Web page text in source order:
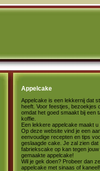
Appelcake
Appelcake is een lekkernij dat
heeft. Voor feestjes, bezoekjes
omdat het goed smaakt bij een
koffie.
Een lekkere appelcake maakt
Op deze website vind je een
eenvoudige recepten en tips
geslaagde cake. Je zal zien dat
fabriekscake op kan tegen jouw
gemaakte appelcake!
Wil je gek doen? Probeer dan
appelcake met sinaas of kaneel!